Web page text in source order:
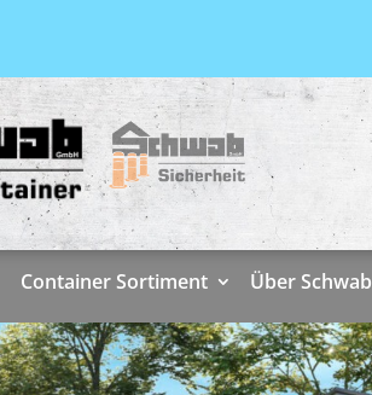
Container Sortiment Über Schwab